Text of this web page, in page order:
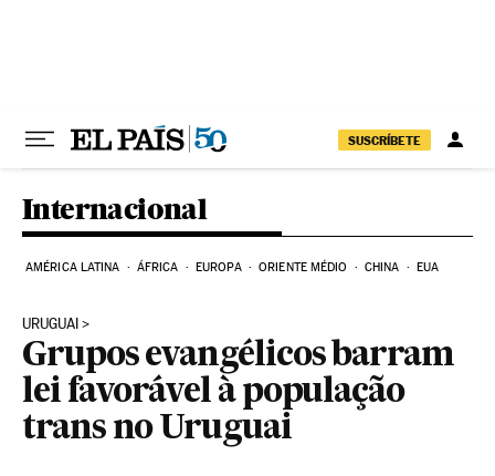
SUSCRÍBETE
Internacional
AMÉRICA LATINA ÁFRICA EUROPA ORIENTE MÉDIO CHINA EUA
URUGUAI
Grupos evangélicos barram
lei favorável à população
trans no Uruguai